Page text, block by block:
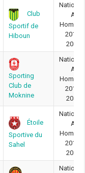
Club
Sportif de
Hiboun
A
2017-
2018
Sporting
Club de
Moknine
A
2017-
2018
Étoile
Sportive du
Sahel
A
2017-
2018